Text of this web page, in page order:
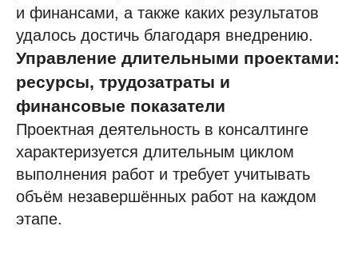
и финансами, а также каких результатов
удалось достичь благодаря внедрению.
Управление длительными проектами:
ресурсы, трудозатраты и
финансовые показатели
Проектная деятельность в консалтинге
характеризуется длительным циклом
выполнения работ и требует учитывать
объём незавершённых работ на каждом
этапе.